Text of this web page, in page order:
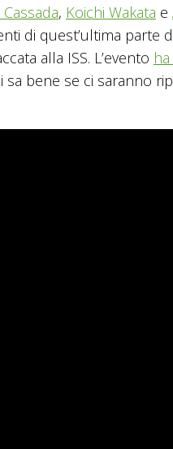
Cassada, Koichi Wakata e
di quest’ultima parte
alla ISS. L’evento
bene se ci saranno